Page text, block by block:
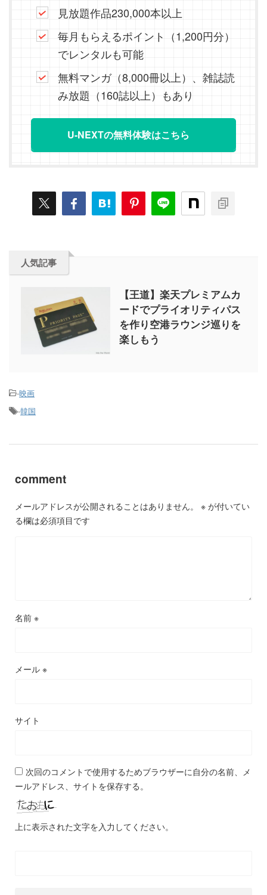
見放題作品230,000本以上
毎月もらえるポイント（1,200円分）
でレンタルも可能
無料マンガ（8,000冊以上）、雑誌読
み放題（160誌以上）もあり
U-NEXTの無料体験はこちら
人気記事
【王道】楽天プレミアムカ
ードでプライオリティパス
を作り空港ラウンジ巡りを
楽しもう
-映画
-韓国
comment
メールアドレスが公開されることはありません。 ※ が付いてい
る欄は必須項目です
名前 ※
メール ※
サイト
次回のコメントで使用するためブラウザーに自分の名前、メ
ールアドレス、サイトを保存する。
上に表示された文字を入力してください。